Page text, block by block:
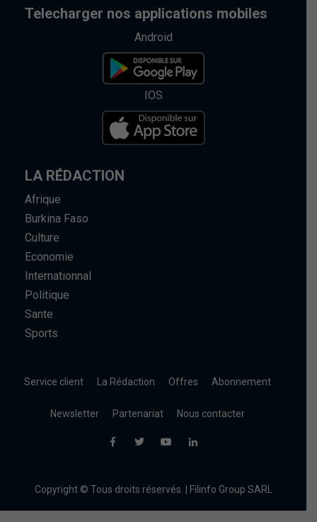
Telecharger nos applications mobiles
Android
IOS
LA RÉDACTION
Afrique
Burkina Faso
Culture
Economie
Internationnal
Politique
Sante
Sports
Service client La Rédaction Offres Abonnement
Newsletter Partenariat Nous contacter
Copyright © Tous droits réservés. | Filinfo Group SARL